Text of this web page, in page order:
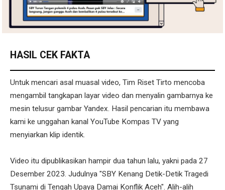
HASIL CEK FAKTA
Untuk mencari asal muasal video, Tim Riset Tirto mencoba
mengambil tangkapan layar video dan menyalin gambarnya ke
mesin telusur gambar Yandex. Hasil pencarian itu membawa
kami ke unggahan kanal YouTube Kompas TV yang
menyiarkan klip identik.
Video itu dipublikasikan hampir dua tahun lalu, yakni pada 27
Desember 2023. Judulnya "SBY Kenang Detik-Detik Tragedi
Tsunami di Tengah Upaya Damai Konflik Aceh". Alih-alih